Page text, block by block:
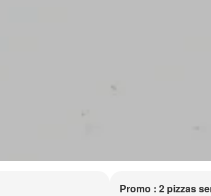
Promo : 2 pizzas